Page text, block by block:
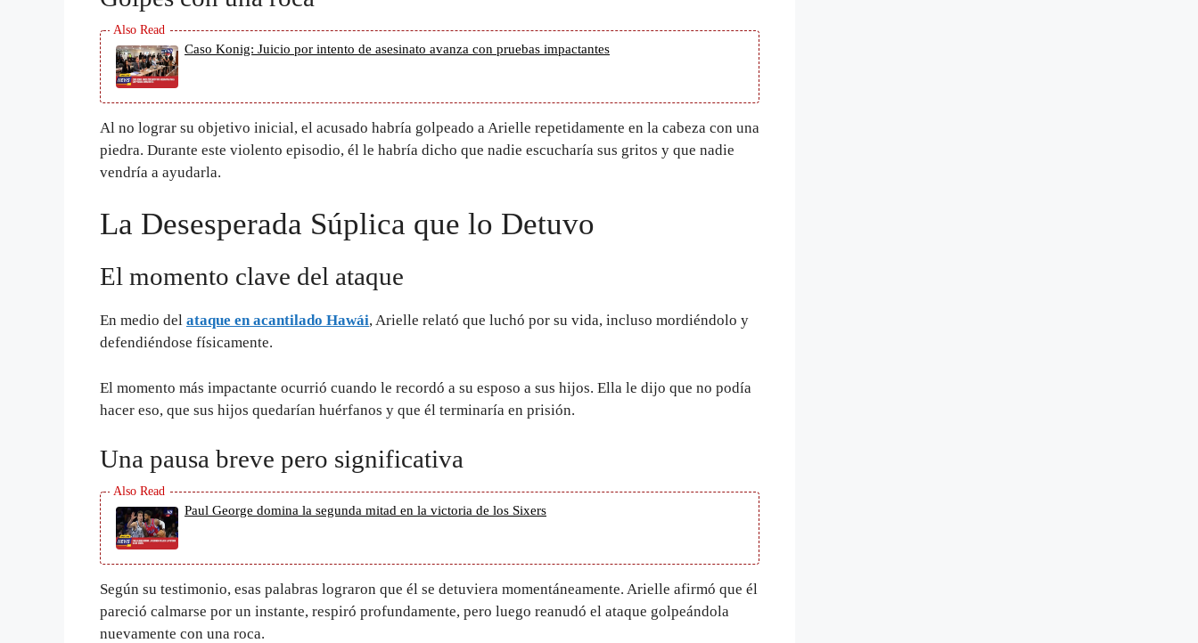
Caso Konig: Juicio por intento de asesinato avanza con pruebas impactantes
Al no lograr su objetivo inicial, el acusado habría golpeado a Arielle repetidamente en la cabeza con una
piedra. Durante este violento episodio, él le habría dicho que nadie escucharía sus gritos y que nadie
vendría a ayudarla.
La Desesperada Súplica que lo Detuvo
El momento clave del ataque
En medio del ataque en acantilado Hawái, Arielle relató que luchó por su vida, incluso mordiéndolo y
defendiéndose físicamente.
El momento más impactante ocurrió cuando le recordó a su esposo a sus hijos. Ella le dijo que no podía
hacer eso, que sus hijos quedarían huérfanos y que él terminaría en prisión.
Una pausa breve pero significativa
Paul George domina la segunda mitad en la victoria de los Sixers
Según su testimonio, esas palabras lograron que él se detuviera momentáneamente. Arielle afirmó que él
pareció calmarse por un instante, respiró profundamente, pero luego reanudó el ataque golpeándola
nuevamente con una roca.